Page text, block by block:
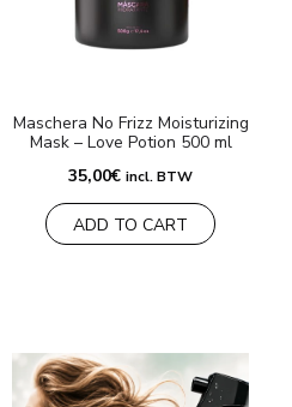
Maschera No Frizz Moisturizing
Mask – Love Potion 500 ml
35,00€ incl. BTW
ADD TO CART